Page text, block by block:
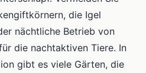
die Igel
nächtliche Betrieb von
die nachtaktiven Tiere. In
gibt es viele Gärten, die